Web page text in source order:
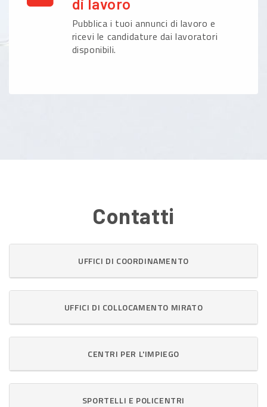
di lavoro
Pubblica i tuoi annunci di lavoro e
ricevi le candidature dai lavoratori
disponibili.
Contatti
UFFICI DI COORDINAMENTO
UFFICI DI COLLOCAMENTO MIRATO
CENTRI PER L'IMPIEGO
SPORTELLI E POLICENTRI